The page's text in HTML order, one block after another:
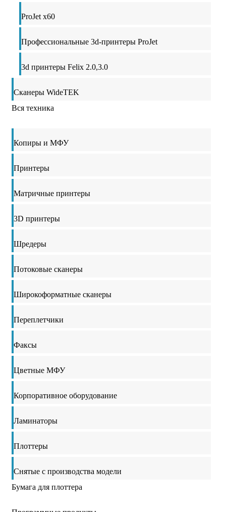
ProJet x60
Профессиональные 3d-принтеры ProJet
3d принтеры Felix 2.0,3.0
Сканеры WideTEK
Вся техника
Копиры и МФУ
Принтеры
Матричные принтеры
3D принтеры
Шредеры
Потоковые сканеры
Широкоформатные сканеры
Переплетчики
Факсы
Цветные МФУ
Корпоративное оборудование
Ламинаторы
Плоттеры
Снятые с производства модели
Бумага для плоттера